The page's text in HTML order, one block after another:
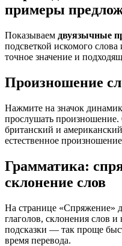
примеры
Показываем двуязычные
подсветкой искомого
точное значение и
Произношение
Нажмите на значок
прослушать произношение.
британский и
естественное
Грамматика:
склонение слов
На странице «Спряжение»
глаголов, склонения слов
подсказки — так проще
время перевода.